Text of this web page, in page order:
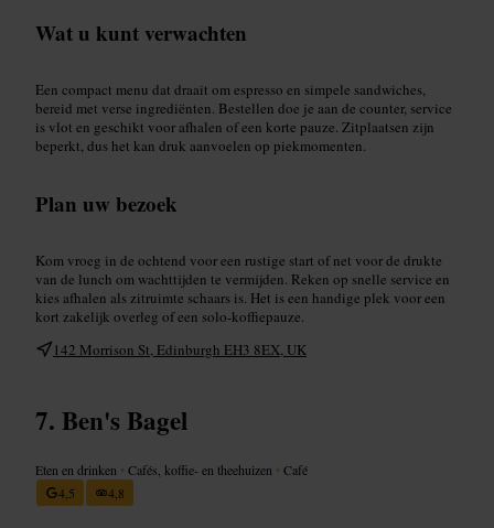
Wat u kunt verwachten
Een compact menu dat draait om espresso en simpele sandwiches,
bereid met verse ingrediënten. Bestellen doe je aan de counter, service
is vlot en geschikt voor afhalen of een korte pauze. Zitplaatsen zijn
beperkt, dus het kan druk aanvoelen op piekmomenten.
Plan uw bezoek
Kom vroeg in de ochtend voor een rustige start of net voor de drukte
van de lunch om wachttijden te vermijden. Reken op snelle service en
kies afhalen als zitruimte schaars is. Het is een handige plek voor een
kort zakelijk overleg of een solo-koffiepauze.
142 Morrison St, Edinburgh EH3 8EX, UK
Ben's Bagel
Eten en drinken •Cafés, koffie- en theehuizen •Café
4,5
4,8